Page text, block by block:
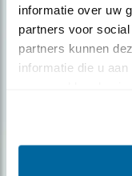
informatie over uw
partners voor
partners kunnen
informatie die u